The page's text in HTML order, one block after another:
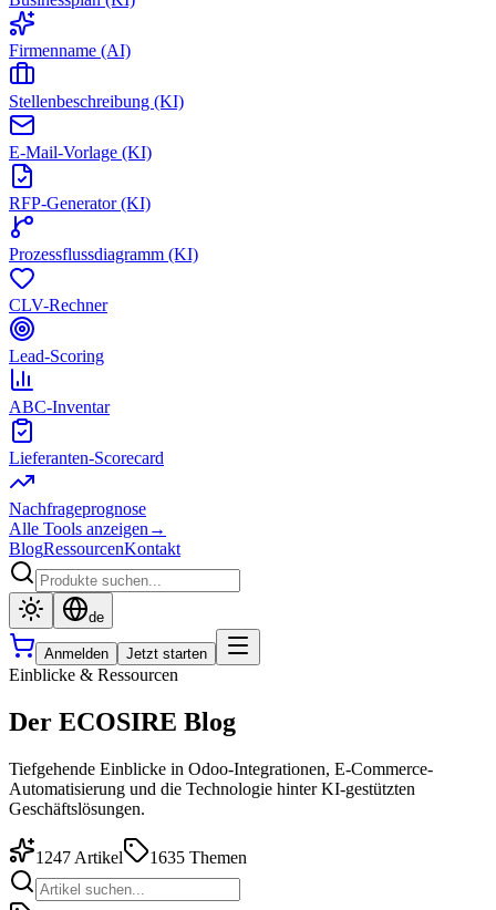
Firmenname (AI)
Stellenbeschreibung (KI)
E-Mail-Vorlage (KI)
RFP-Generator (KI)
Prozessflussdiagramm (KI)
CLV-Rechner
Lead-Scoring
ABC-Inventar
Lieferanten-Scorecard
Nachfrageprognose
Alle Tools anzeigen →
BlogRessourcenKontakt
de
Anmelden Jetzt starten
Einblicke & Ressourcen
Der ECOSIRE Blog
Tiefgehende Einblicke in Odoo-Integrationen, E-Commerce-
Automatisierung und die Technologie hinter KI-gestützten
Geschäftslösungen.
1247 Artikel 1635 Themen